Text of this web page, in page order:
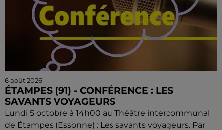
6 août 2026
ÉTAMPES (91) - CONFÉRENCE : LES
SAVANTS VOYAGEURS
Lundi 5 octobre à 14h00 au Théâtre intercommunal
de Étampes (Essonne) : Les savants voyageurs. Par